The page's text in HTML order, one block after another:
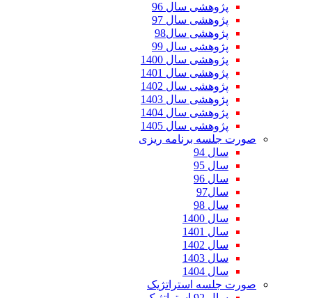
پژوهشی سال 96
پژوهشی سال 97
پژوهشی سال98
پژوهشی سال 99
پژوهشی سال 1400
پژوهشی سال 1401
پژوهشی سال 1402
پژوهشی سال 1403
پژوهشی سال 1404
پژوهشی سال 1405
صورت جلسه برنامه ریزی
سال 94
سال 95
سال 96
سال97
سال 98
سال 1400
سال 1401
سال 1402
سال 1403
سال 1404
صورت جلسه استراتژیک